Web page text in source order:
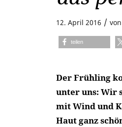
12. April 2016 / von
teilen
Der Frühling
unter uns: Wir
mit Wind und
Haut ganz